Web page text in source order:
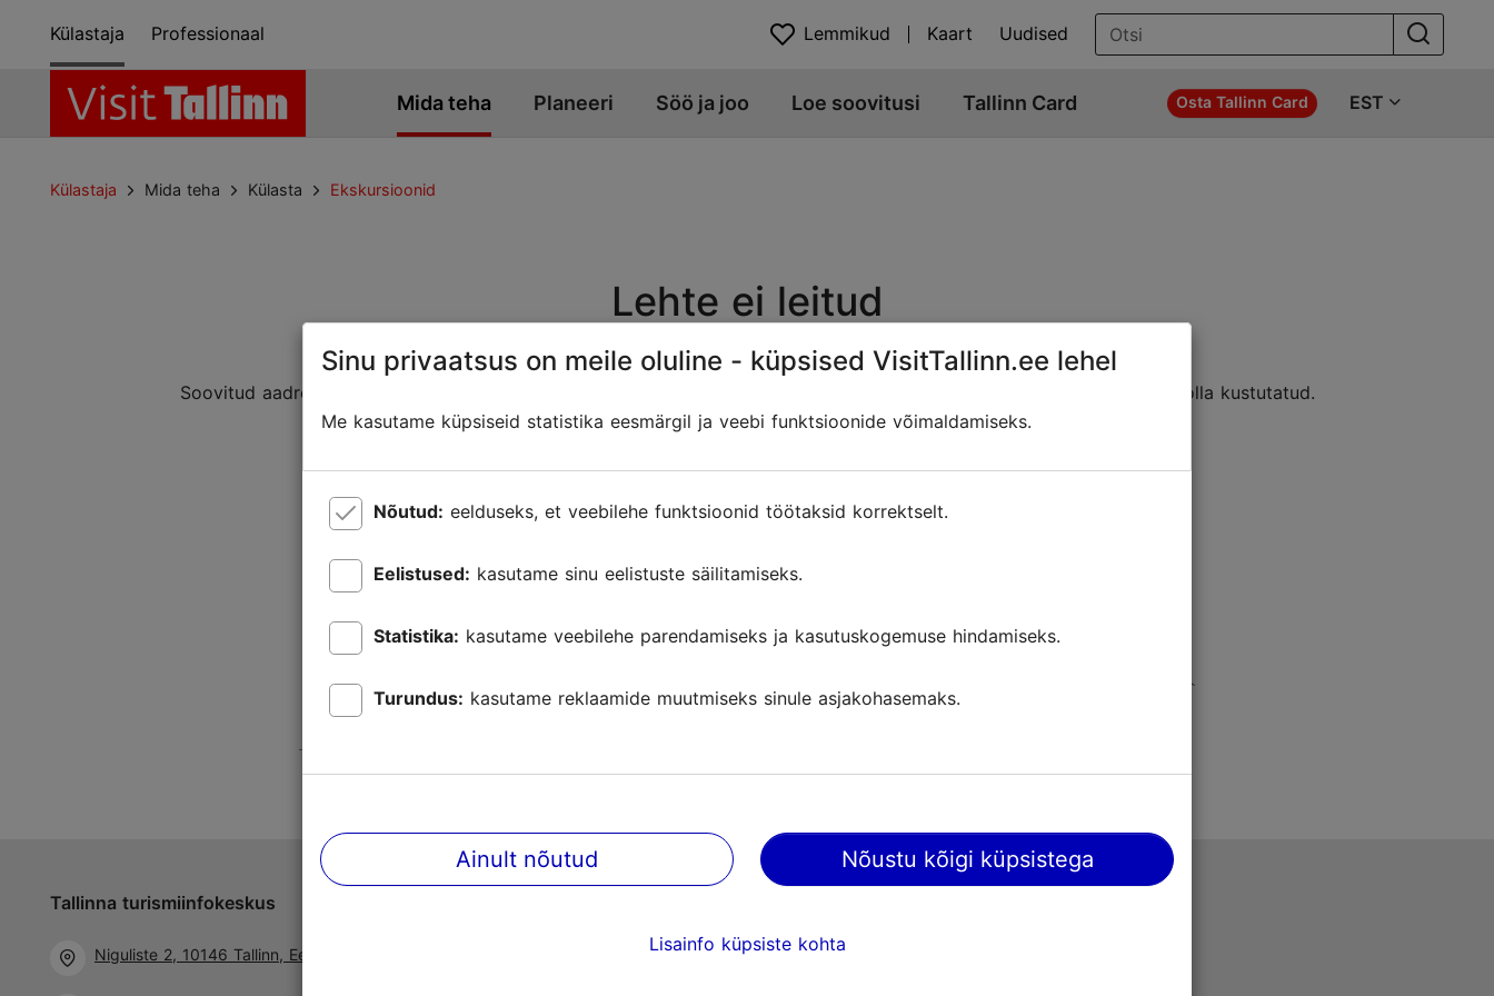
Külastaja Professionaal Lemmikud Kaart Uudised
Mida teha Planeeri Söö ja joo Loe soovitusi Tallinn Card Osta Tallinn Card EST
Külastaja Mida teha Külasta Ekskursioonid
Lehte ei leitud
Soovitud aadressiga lehte ei leitud. Veebiaadress võib olla muutunud, kui sisu on üle viidud teise asukohta; sisu võib olla kustutatud.
Mõned lingid Tallinna Turismiportaalist, mis võivad otsitut sisaldada:
Tallinna turismiinfokeskus
Niguliste 2, 10146 Tallinn, Eesti Kasutajatingimused
Sinu privaatsus on meile oluline - küpsised VisitTallinn.ee lehel
Me kasutame küpsiseid statistika eesmärgil ja veebi funktsioonide võimaldamiseks.
Nõutud: eelduseks, et veebilehe funktsioonid töötaksid korrektselt.
Eelistused: kasutame sinu eelistuste säilitamiseks.
Statistika: kasutame veebilehe parendamiseks ja kasutuskogemuse hindamiseks.
Turundus: kasutame reklaamide muutmiseks sinule asjakohasemaks.
Ainult nõutud Nõustu kõigi küpsistega
Lisainfo küpsiste kohta